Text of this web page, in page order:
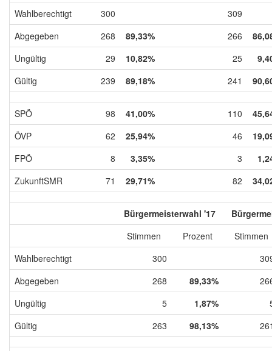
Wahlberechtigt
300
309
Abgegeben
268 89,33% 266
Ungültig
29 10,82% 25
Gültig
239 89,18% 241
SPÖ 98 41,00% 110
ÖVP
62 25,94% 46
FPÖ
8 3,35% 3
ZukunftSMR
71 29,71% 82
Bürgermeisterwahl '17
Stimmen
Prozent
Stimmen
Wahlberechtigt
300
Abgegeben
268 89,33%
Ungültig
5 1,87%
Gültig
263 98,13%